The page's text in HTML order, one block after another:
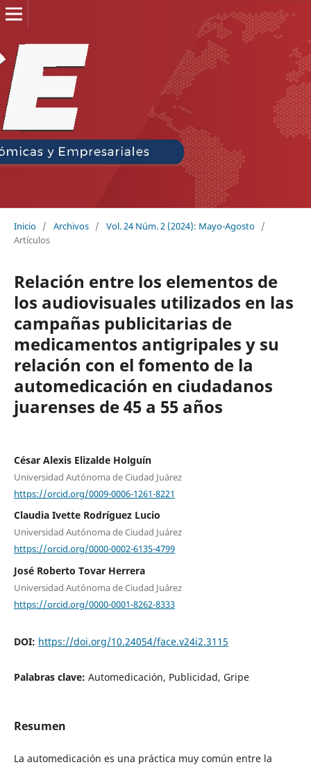
Inicio / Archivos / Vol. 24 Núm. 2 (2024): Mayo-Agosto /
Artículos
Relación entre los elementos de
los audiovisuales utilizados en las
campañas publicitarias de
medicamentos antigripales y su
relación con el fomento de la
automedicación en ciudadanos
juarenses de 45 a 55 años
César Alexis Elizalde Holguín
Universidad Autónoma de Ciudad Juárez
https://orcid.org/0009-0006-1261-8221
Claudia Ivette Rodríguez Lucio
Universidad Autónoma de Ciudad Juárez
https://orcid.org/0000-0002-6135-4799
José Roberto Tovar Herrera
Universidad Autónoma de Ciudad Juárez
https://orcid.org/0000-0001-8262-8333
DOI: https://doi.org/10.24054/face.v24i2.3115
Palabras clave: Automedicación, Publicidad, Gripe
Resumen
La automedicación es una práctica muy común entre la